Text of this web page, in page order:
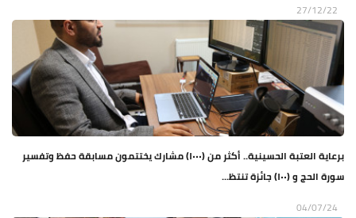
27/12/22
برعاية العتبة الحسينية.. أكثر من (١٠٠٠) مشارك يختتمون مسابقة حفظ وتفسير
سورة الحج و (١٠٠) جائزة تنتظ...
04/07/24